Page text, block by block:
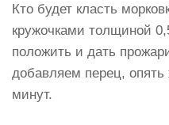
Кто будет класть
кружочками толщиной
положить и дать
добавляем перец,
минут.